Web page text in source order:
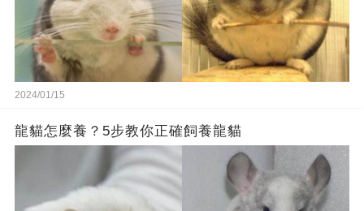
2024/01/15
龍貓怎麼養？5步教你正確飼養龍貓